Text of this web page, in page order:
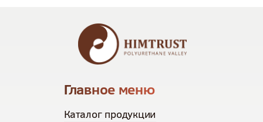
Главное меню
Каталог продукции